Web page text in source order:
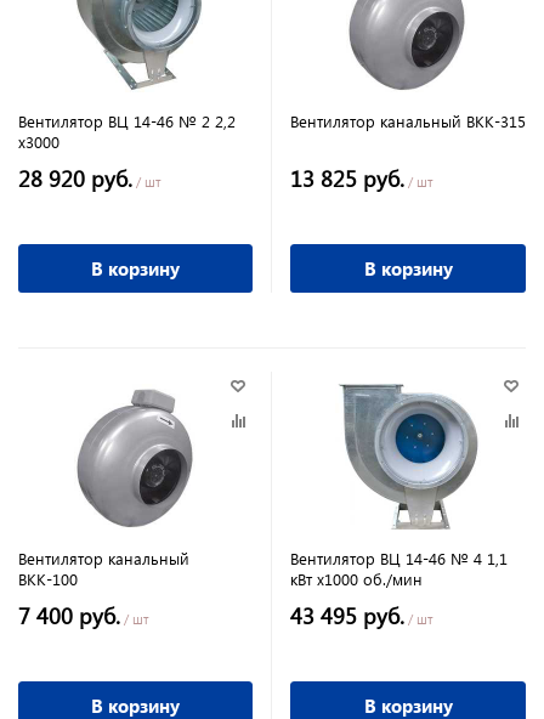
Вентилятор ВЦ 14-46 № 2 2,2
х3000
28 920 руб. / шт
В корзину
Вентилятор канальный ВКК-315
13 825 руб. / шт
В корзину
Вентилятор канальный
ВКК-100
7 400 руб. / шт
В корзину
Вентилятор ВЦ 14-46 № 4 1,1
кВт х1000 об./мин
43 495 руб. / шт
В корзину